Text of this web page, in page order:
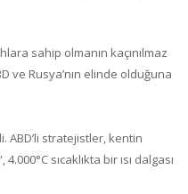
sahip olmanın kaçınılmaz
ve Rusya’nın elinde olduğuna
ABD’li stratejistler, kentin
sıcaklıkta bir ısı dalgası